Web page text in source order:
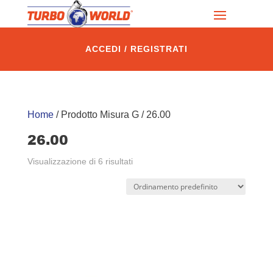
ACCEDI / REGISTRATI
Home/ Prodotto Misura G / 26.00
26.00
Visualizzazione di 6 risultati